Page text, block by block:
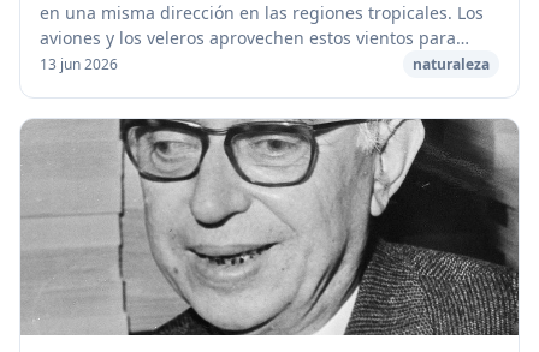
en una misma dirección en las regiones tropicales. Los
aviones y los veleros aprovechen estos vientos para
aumentar su velocidad. [caption id="at...
13 jun 2026 naturaleza